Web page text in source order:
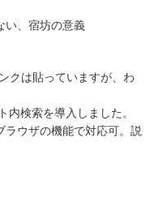
い、宿坊の意義
は貼っていますが、わ
検索を導入しました。
ウザの機能で対応可。説